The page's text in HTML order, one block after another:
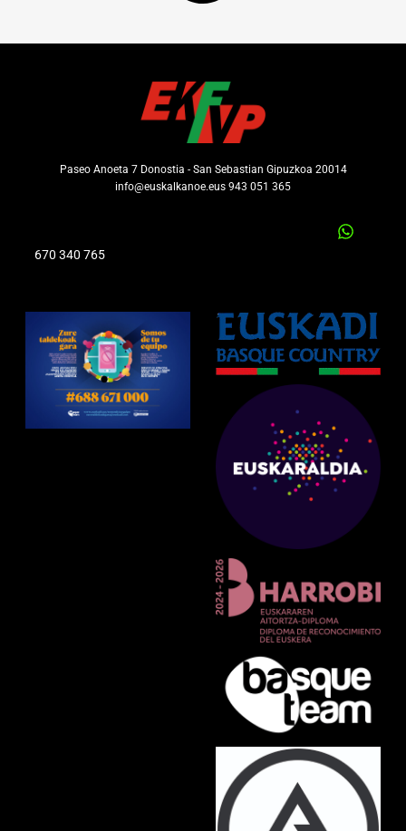
Paseo Anoeta 7 Donostia - San Sebastian Gipuzkoa 20014
info@euskalkanoe.eus 943 051 365
670 340 765